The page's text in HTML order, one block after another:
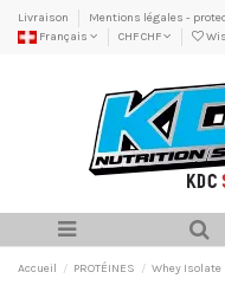
Livraison Mentions légales -
Français
CHF CHF
Accueil PROTÉINES Whey Isolate